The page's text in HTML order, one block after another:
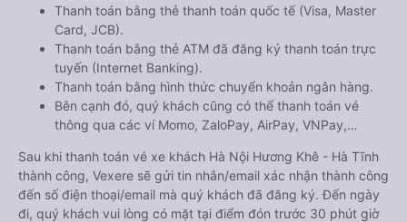
Thanh toán bằng thẻ thanh toán quốc tế (Visa, Master
Card, JCB).
Thanh toán bằng thẻ ATM đã đăng ký thanh toán trực
tuyến (Internet Banking).
Thanh toán bằng hình thức chuyển khoản ngân hàng.
Bên cạnh đó, quý khách cũng có thể thanh toán vé
thông qua các ví Momo, ZaloPay, AirPay, VNPay,…
Sau khi thanh toán vé xe khách Hà Nội Hương Khê - Hà Tĩnh
thành công, Vexere sẽ gửi tin nhắn/email xác nhận thành công
đến số điện thoại/email mà quý khách đã đăng ký. Đến ngày
đi, quý khách vui lòng có mặt tại điểm đón trước 30 phút giờ